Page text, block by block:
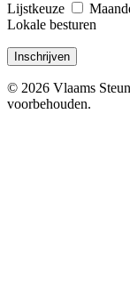
Lijstkeuze
Lokale besturen
© 2026 Vlaams
voorbehouden.